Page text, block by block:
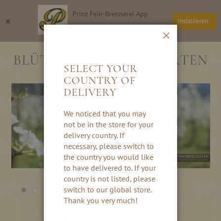
× Prinz Fein-Brennerei App
Installieren
Inhalt
Suche
BLÜTEZEIT IM OBSTGARTEN
SELECT YOUR
COUNTRY OF
DELIVERY
We noticed that you may
not be in the store for your
delivery country. If
necessary, please switch to
the country you would like
to have delivered to. If your
country is not listed, please
switch to our global store.
Thank you very much!